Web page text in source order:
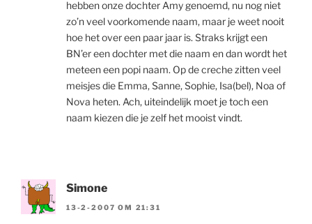
hebben onze dochter Amy genoemd, nu nog niet
zo’n veel voorkomende naam, maar je weet nooit
hoe het over een paar jaar is. Straks krijgt een
BN’er een dochter met die naam en dan wordt het
meteen een popi naam. Op de creche zitten veel
meisjes die Emma, Sanne, Sophie, Isa(bel), Noa of
Nova heten. Ach, uiteindelijk moet je toch een
naam kiezen die je zelf het mooist vindt.
Simone
13-2-2007 OM 21:31